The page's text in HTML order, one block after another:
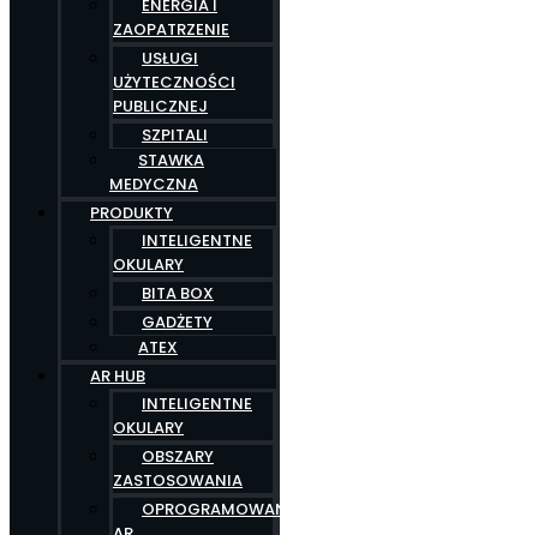
ENERGIA I
ZAOPATRZENIE
USŁUGI
UŻYTECZNOŚCI
PUBLICZNEJ
SZPITALI
STAWKA
MEDYCZNA
PRODUKTY
INTELIGENTNE
OKULARY
BITA BOX
GADŻETY
ATEX
AR HUB
INTELIGENTNE
OKULARY
OBSZARY
ZASTOSOWANIA
OPROGRAMOWANIE